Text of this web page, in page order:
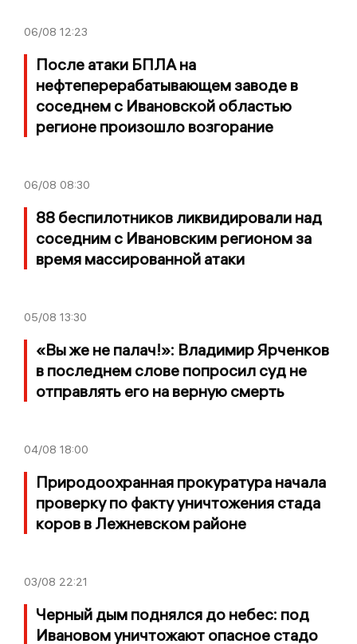
06/08 12:23
После атаки БПЛА на
нефтеперерабатывающем заводе в
соседнем с Ивановской областью
регионе произошло возгорание
06/08 08:30
88 беспилотников ликвидировали над
соседним с Ивановским регионом за
время массированной атаки
05/08 13:30
«Вы же не палач!»: Владимир Ярченков
в последнем слове попросил суд не
отправлять его на верную смерть
04/08 18:00
Природоохранная прокуратура начала
проверку по факту уничтожения стада
коров в Лежневском районе
03/08 22:21
Черный дым поднялся до небес: под
Ивановом уничтожают опасное стадо